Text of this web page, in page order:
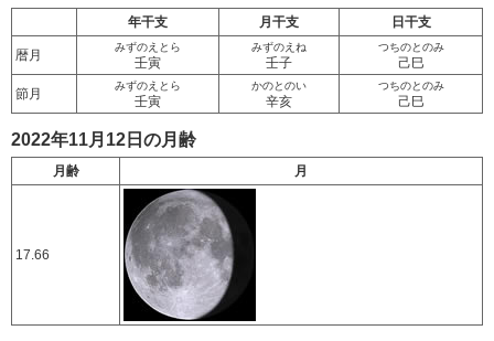
年干支 月干支 日干支
暦月
みずのえとら
壬寅
みずのえね
壬子
つちのとのみ
己巳
節月
みずのえとら
壬寅
かのとのい
辛亥
つちのとのみ
己巳
2022年11月12日の月齢
月齢 月
17.66